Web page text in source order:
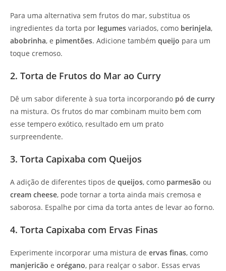
Para uma alternativa sem frutos do mar, substitua os
ingredientes da torta por legumes variados, como berinjela,
abobrinha, e pimentões. Adicione também queijo para um
toque cremoso.
2. Torta de Frutos do Mar ao Curry
Dê um sabor diferente à sua torta incorporando pó de curry
na mistura. Os frutos do mar combinam muito bem com
esse tempero exótico, resultado em um prato
surpreendente.
3. Torta Capixaba com Queijos
A adição de diferentes tipos de queijos, como parmesão ou
cream cheese, pode tornar a torta ainda mais cremosa e
saborosa. Espalhe por cima da torta antes de levar ao forno.
4. Torta Capixaba com Ervas Finas
Experimente incorporar uma mistura de ervas finas, como
manjericão e orégano, para realçar o sabor. Essas ervas